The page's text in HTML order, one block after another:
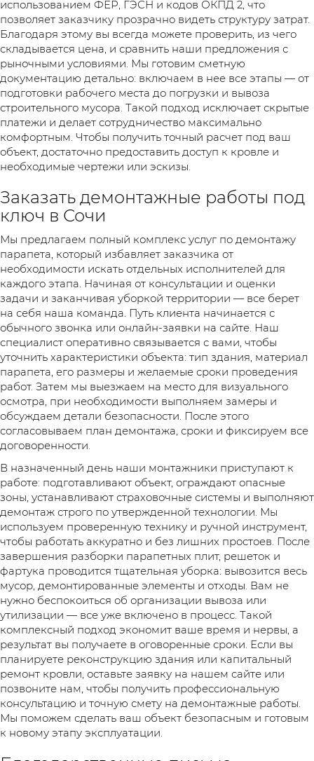
использованием ФЕР, ГЭСН и кодов ОКПД 2, что
позволяет заказчику прозрачно видеть структуру затрат.
Благодаря этому вы всегда можете проверить, из чего
складывается цена, и сравнить наши предложения с
рыночными условиями. Мы готовим сметную
документацию детально: включаем в нее все этапы — от
подготовки рабочего места до погрузки и вывоза
строительного мусора. Такой подход исключает скрытые
платежи и делает сотрудничество максимально
комфортным. Чтобы получить точный расчет под ваш
объект, достаточно предоставить доступ к кровле и
необходимые чертежи или эскизы.
Заказать демонтажные работы под
ключ в Сочи
Мы предлагаем полный комплекс услуг по демонтажу
парапета, который избавляет заказчика от
необходимости искать отдельных исполнителей для
каждого этапа. Начиная от консультации и оценки
задачи и заканчивая уборкой территории — все берет
на себя наша команда. Путь клиента начинается с
обычного звонка или онлайн-заявки на сайте. Наш
специалист оперативно связывается с вами, чтобы
уточнить характеристики объекта: тип здания, материал
парапета, его размеры и желаемые сроки проведения
работ. Затем мы выезжаем на место для визуального
осмотра, при необходимости выполняем замеры и
обсуждаем детали безопасности. После этого
согласовываем план демонтажа, сроки и фиксируем все
договоренности.
В назначенный день наши монтажники приступают к
работе: подготавливают объект, ограждают опасные
зоны, устанавливают страховочные системы и выполняют
демонтаж строго по утвержденной технологии. Мы
используем проверенную технику и ручной инструмент,
чтобы работать аккуратно и без лишних простоев. После
завершения разборки парапетных плит, решеток и
фартука проводится тщательная уборка: вывозится весь
мусор, демонтированные элементы и отходы. Вам не
нужно беспокоиться об организации вывоза или
утилизации — все уже включено в процесс. Такой
комплексный подход экономит ваше время и нервы, а
результат вы получаете в оговоренные сроки. Если вы
планируете реконструкцию здания или капитальный
ремонт кровли, оставьте заявку на нашем сайте или
позвоните нам, чтобы получить профессиональную
консультацию и точную смету на демонтажные работы.
Мы поможем сделать ваш объект безопасным и готовым
к новому этапу эксплуатации.